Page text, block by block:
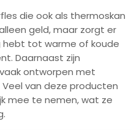
die ook als thermoskan
geld, maar zorgt er
tot warme of koude
Daarnaast zijn
ontworpen met
van deze producten
mee te nemen, wat ze